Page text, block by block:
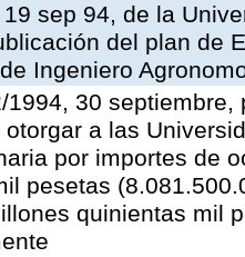
sep 94, de la
del plan de
Ingeniero
1994, 30
a las
por importes de
pesetas
quinientas mil